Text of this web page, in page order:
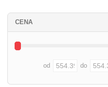
CENA
od do